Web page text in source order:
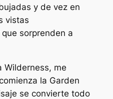
y de vez en
vistas
sorprenden a
Wilderness, me
la Garden
se convierte todo